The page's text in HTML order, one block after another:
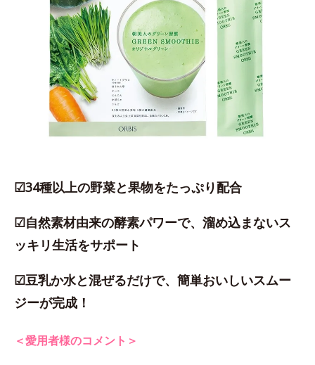
☑34種以上の野菜と果物をたっぷり配合
☑自然素材由来の酵素パワーで、溜め込まないス
ッキリ生活をサポート
☑豆乳か水と混ぜるだけで、簡単おいしいスムー
ジーが完成！
＜愛用者様のコメント＞